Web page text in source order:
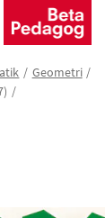
Geometri